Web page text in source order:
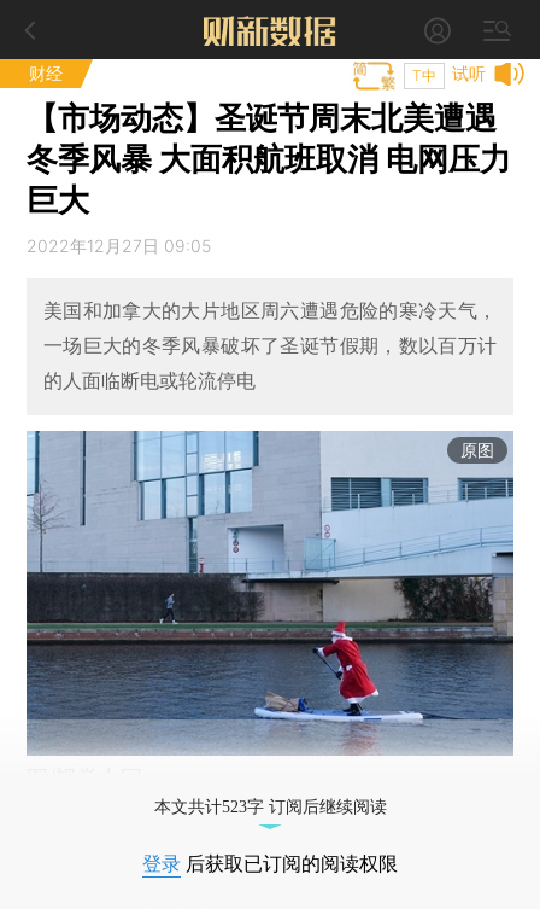
财经 试听
T中
【市场动态】圣诞节周末北美遭遇
冬季风暴 大面积航班取消 电网压力
巨大
2022年12月27日 09:05
美国和加拿大的大片地区周六遭遇危险的寒冷天气，
一场巨大的冬季风暴破坏了圣诞节假期，数以百万计
的人面临断电或轮流停电
原图
本文共计523字 订阅后继续阅读
登录 后获取已订阅的阅读权限